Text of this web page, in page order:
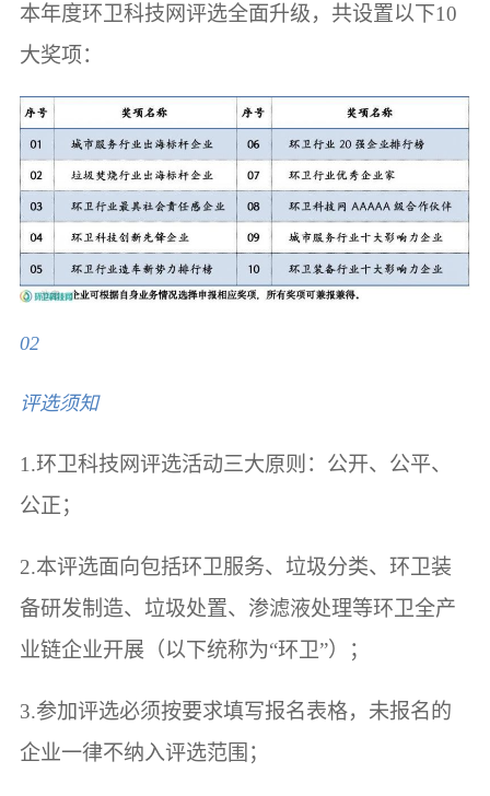
本年度环卫科技网评选全面升级，共设置以下10
大奖项：
02
评选须知
1.环卫科技网评选活动三大原则：公开、公平、
公正；
2.本评选面向包括环卫服务、垃圾分类、环卫装
备研发制造、垃圾处置、渗滤液处理等环卫全产
业链企业开展（以下统称为“环卫”）；
3.参加评选必须按要求填写报名表格，未报名的
企业一律不纳入评选范围；